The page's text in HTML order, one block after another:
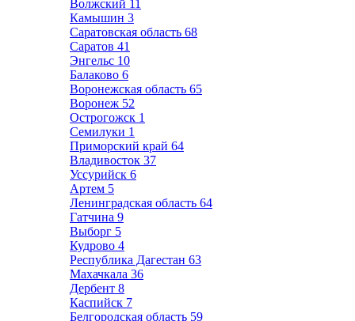
Волжский 11
Камышин 3
Саратовская область 68
Саратов 41
Энгельс 10
Балаково 6
Воронежская область 65
Воронеж 52
Острогожск 1
Семилуки 1
Приморский край 64
Владивосток 37
Уссурийск 6
Артем 5
Ленинградская область 64
Гатчина 9
Выборг 5
Кудрово 4
Республика Дагестан 63
Махачкала 36
Дербент 8
Каспийск 7
Белгородская область 59